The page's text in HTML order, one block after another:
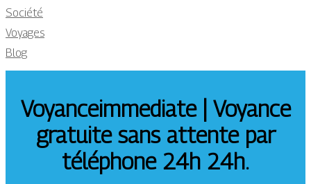
Société
Voyages
Blog
Voyanceimmediate | Voyance
gratuite sans attente par
téléphone 24h 24h.